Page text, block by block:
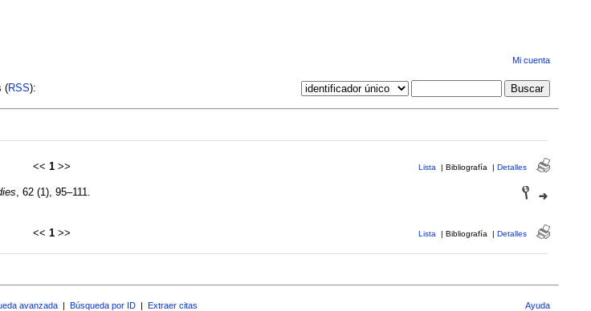
Mi cuenta
(RSS):
<< 1>> Lista | Bibliografía | Detalles
, 62 (1), 95–111.
<< 1>> Lista | Bibliografía | Detalles
avanzada | Búsqueda por ID | Extraer citas Ayuda